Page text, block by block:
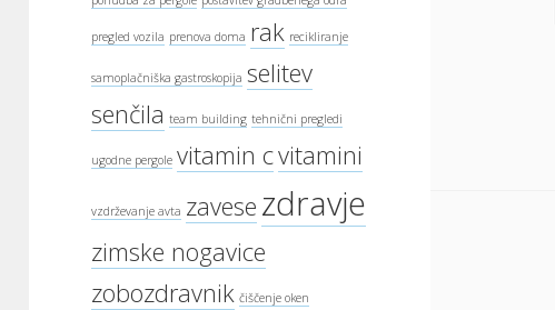
pregled vozila prenova doma rak recikliranje
samoplačniška gastroskopija selitev
senčila team building tehnični pregledi
ugodne pergole vitamin cvitamini
vzdrževanje avta zavese zdravje
zimske nogavice
zobozdravnik čiščenje oken